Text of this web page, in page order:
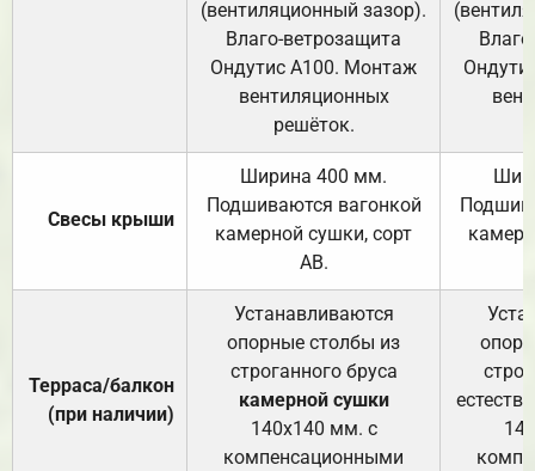
(вентиляционный зазор).
Влаго-ветрозащита
Ондутис А100. Монтаж
вентиляционных
решёток.
Свесы крыши
Ширина 400 мм.
Подшиваются вагонкой
камерной сушки, сорт
АВ.
Терраса/балкон
(при наличии)
Устанавливаются
опорные столбы из
строганного бруса
камерной сушки
140х140 мм. с
компенсационными